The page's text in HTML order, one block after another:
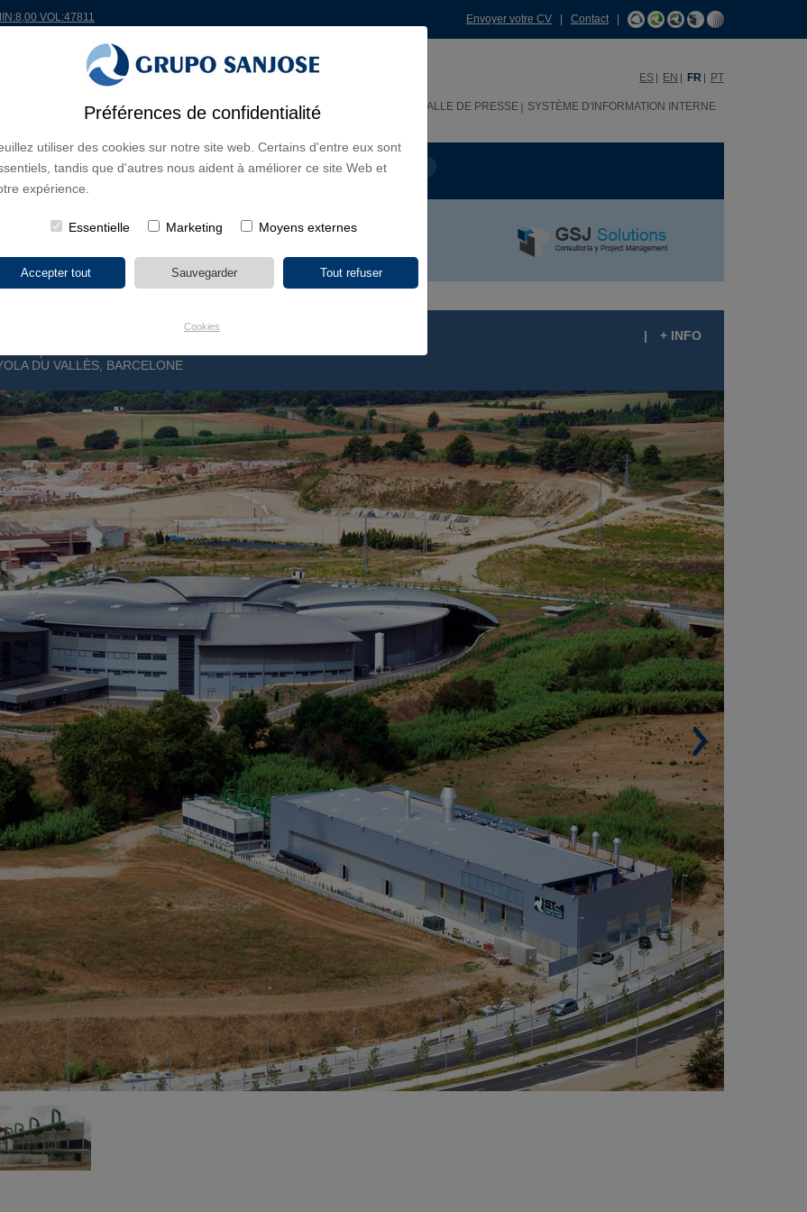
Préférences de confidentialité
utiliser des cookies sur notre site web. Certains d'entre eux sont
tandis que d'autres nous aident à améliorer ce site Web et
expérience.
Essentielle Marketing Moyens externes
Cookies
VOL:47811 Envoyer votre CV Contact|
ES EN FR PT
ACTIONNAIRES ET INVESTISSEURS INNOVATION SALLE DE PRESSE SYSTÈME D'INFORMATION INTERNE
D'ACTIVITÉ CONTINENTS TYPE DE PROJET NOM DU PROJET
POLYGÉNÉRATION DE FROID ET CHALEUR
ST-4 DU PARC DE LA SCIENCE ET DE LA
DU VALLÈS, BARCELONE
| + INFO
CENTRALE DE POLYGÉNÉRATION DE FROID
ET CHALEUR (DISTRICT HEATING AND
COOLING) ST-4 DU PARC DE LA SCIENCE ET
DE LA TECHNOLOGIE DE CERDANYOLA DU
VALLÈS, BARCELONE (ESPAGNE)
Fournisseur d’énergie électrique et thermique de
tout le complexe, inclut le premier accélérateur
de particules d’Espagne et du Sudouest de
l’Europe: Synchrotron Alba.
Cette Centrale obtient une réduction de la
consommation d’énergie primaire de 109.000
MWh/an et évitera l’émission de 7.500 tonnes de
CO2 annuellement (21.000 Tn une fois conclues
les quatre centrales projetées), ce qui représente
un chiffre proche de 35% par rapport aux
systèmes traditionnels, grâce à l’utilisation d’une
énergie qui habituellement se perd (la chaleur
que génère les moteurs électriques) pour
produire l’eau chaude et froide. Basée sur une
conception qui maximise l’efficacité et l’économie
énergétique elle compte une variété complexe de
technologies qui sont présentes dans cette
centrale:
> Moteurs de cogénération. 3 de 3,35 MW de
puissance chacun.
> Machines d’absorption. 2 de 50 MW c/unité.
> Refroidisseurs. 2 de 5 MW.